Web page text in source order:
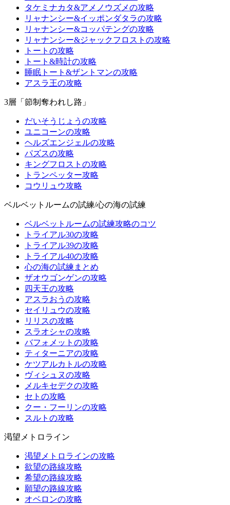
タケミナカタ&アメノウズメの攻略
リャナンシー&イッポンダタラの攻略
リャナンシー&コッパテングの攻略
リャナンシー&ジャックフロストの攻略
トートの攻略
トート&時計の攻略
睡眠トート&ザントマンの攻略
アスラ王の攻略
3層「節制奪われし路」
だいそうじょうの攻略
ユニコーンの攻略
ヘルズエンジェルの攻略
パズスの攻略
キングフロストの攻略
トランペッター攻略
コウリュウ攻略
ベルベットルームの試練/心の海の試練
ベルベットルームの試練攻略のコツ
トライアル30の攻略
トライアル39の攻略
トライアル40の攻略
心の海の試練まとめ
ザオウゴンゲンの攻略
四天王の攻略
アスラおうの攻略
セイリュウの攻略
リリスの攻略
スラオシャの攻略
バフォメットの攻略
ティターニアの攻略
ケツアルカトルの攻略
ヴィシュヌの攻略
メルキセデクの攻略
セトの攻略
クー・フーリンの攻略
スルトの攻略
渇望メトロライン
渇望メトロラインの攻略
欲望の路線攻略
希望の路線攻略
願望の路線攻略
オベロンの攻略